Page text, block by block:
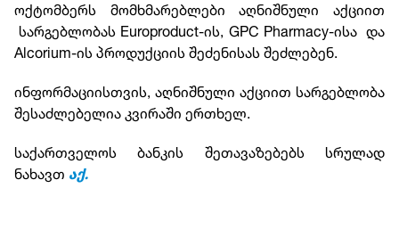
ოქტომბერს მომხმარებლები აღნიშნული აქციით
სარგებლობას Europroduct-ის, GPC Pharmacy-ისა და
Alcorium-ის პროდუქციის შეძენისას შეძლებენ.
ინფორმაციისთვის, აღნიშნული აქციით სარგებლობა
შესაძლებელია კვირაში ერთხელ.
საქართველოს ბანკის შეთავაზებებს სრულად
ნახავთ აქ.